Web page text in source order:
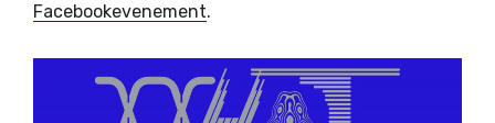
Facebookevenement.